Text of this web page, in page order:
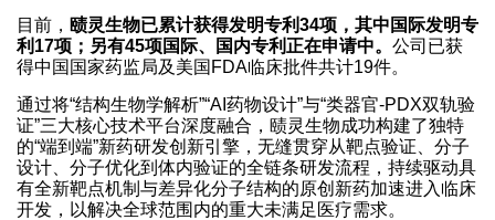
目前， 赜灵生物已累计获得发明专利34项，其中国际发明专
利17项；另有45项国际、国内专利正在申请中。 公司已获
得中国国家药监局及美国FDA临床批件共计19件。
通过将“结构生物学解析”“AI药物设计”与“类器官-PDX双轨验
证”三大核心技术平台深度融合，赜灵生物成功构建了独特
的“端到端”新药研发创新引擎，无缝贯穿从靶点验证、分子
设计、分子优化到体内验证的全链条研发流程，持续驱动具
有全新靶点机制与差异化分子结构的原创新药加速进入临床
开发，以解决全球范围内的重大未满足医疗需求。